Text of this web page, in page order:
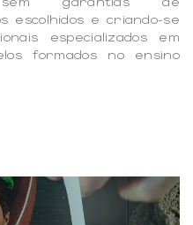
escolhidos e criando-se
especializados em
formados no ensino